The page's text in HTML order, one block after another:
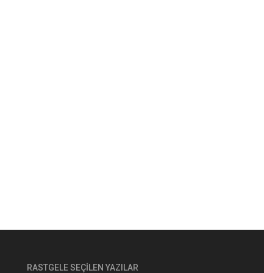
RASTGELE SEÇILEN YAZILAR